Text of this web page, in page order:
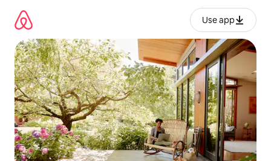
გადასვლა
Use app